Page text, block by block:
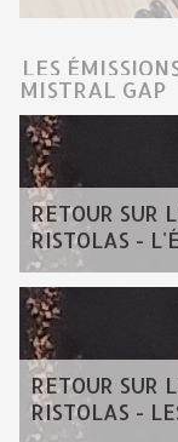
LES
MISTRAL GAP
RETOUR SUR
RISTOLAS -
RETOUR SUR
RISTOLAS -